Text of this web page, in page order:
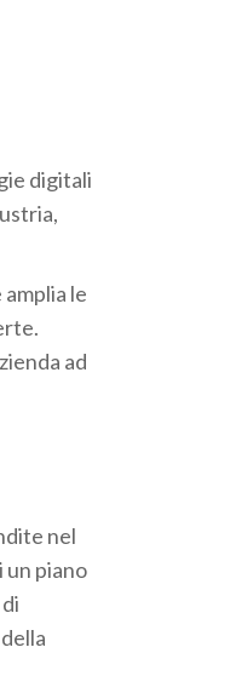
digitali
le
ad
nel
un piano